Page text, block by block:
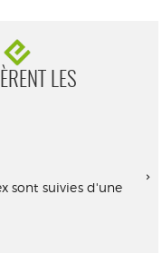
LES
sont suivies d'une